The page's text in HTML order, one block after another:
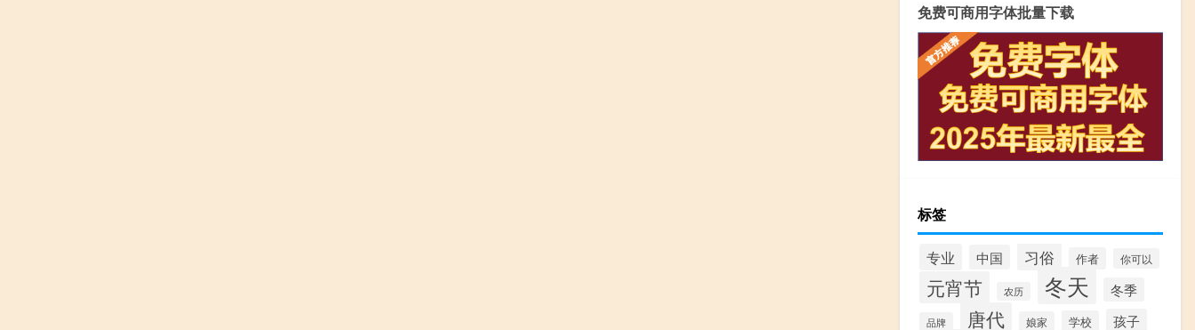
免费可商用字体批量下载
标签
专业 中国 习俗 作者 你可以
元宵节 农历 冬天 冬季
品牌 唐代 娘家 学校 孩子